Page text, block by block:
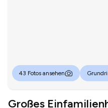
43 Fotos ansehen
Großes